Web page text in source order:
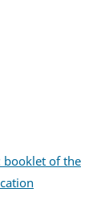
booklet of the